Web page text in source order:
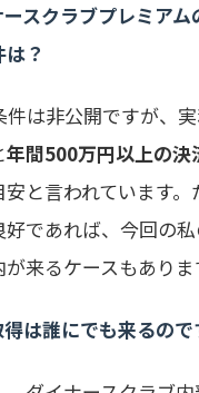
スクラブプレミアム
？
件は非公開ですが、
年間500万円以上の決
安と言われています
好であれば、今回の
来るケースもありま
は誰にでも来るので